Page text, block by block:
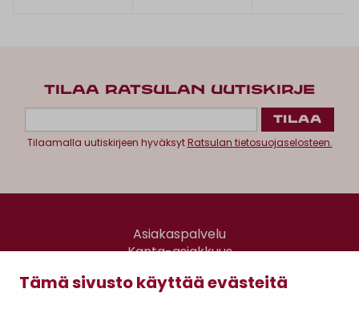
Tämä sivusto käyttää evästeitä
TILAA RATSULAN UUTISKIRJE
Tilaamalla uutiskirjeen hyväksytRatsulan tietosuojaselosteen.
Asiakaspalvelu
Kanta-asiakkuus
Gomee Ratsula Café